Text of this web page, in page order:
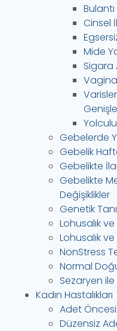
Cinsel
Mide
Sigara
Gebelerde
Gebelik
Gebelikte
Gebelikte
Değişiklikler
Genetik Tanı
Lohusalık
Lohusalık
NonStress
Normal
Sezaryen
Kadın Hastalıkları
Adet
Düzensiz